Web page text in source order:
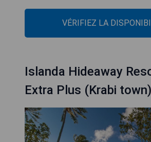
VÉRIFIEZ LA
Islanda Hideaway
Extra Plus (Krabi town)